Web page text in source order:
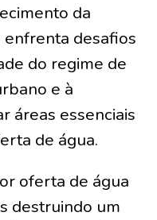
da
enfrenta desafios
do regime de
e à
áreas essenciais
de água.
oferta de água
destruindo um